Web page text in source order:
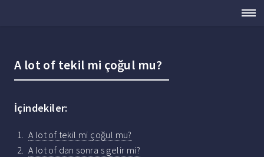
A lot of tekil mi çoğul mu?
İçindekiler:
A lot of tekil mi çoğul mu?
A lot of dan sonra s gelir mi?